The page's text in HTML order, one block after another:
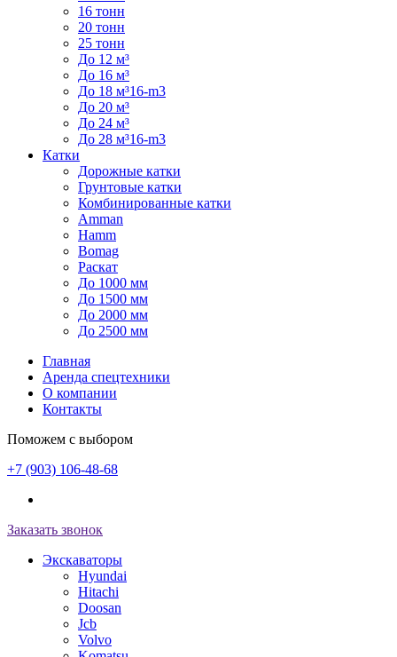
16 тонн
20 тонн
25 тонн
До 12 м³
До 16 м³
До 18 м³16-m3
До 20 м³
До 24 м³
До 28 м³16-m3
Катки
Дорожные катки
Грунтовые катки
Комбинированные катки
Amman
Hamm
Bomag
Раскат
До 1000 мм
До 1500 мм
До 2000 мм
До 2500 мм
Главная
Аренда спецтехники
О компании
Контакты
Поможем с выбором
+7 (903) 106-48-68
Заказать звонок
Экскаваторы
Hyundai
Hitachi
Doosan
Jcb
Volvo